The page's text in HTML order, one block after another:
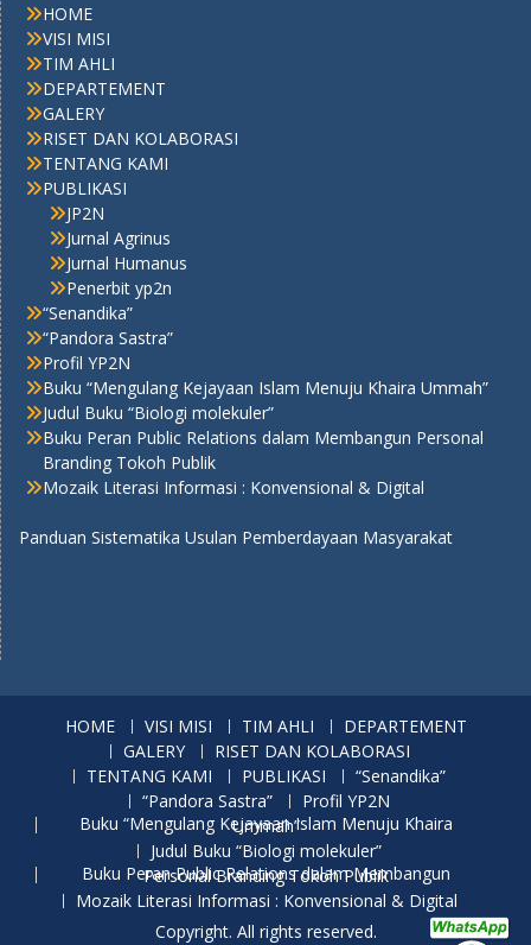
HOME
VISI MISI
TIM AHLI
DEPARTEMENT
GALERY
RISET DAN KOLABORASI
TENTANG KAMI
PUBLIKASI
JP2N
Jurnal Agrinus
Jurnal Humanus
Penerbit yp2n
“Senandika”
“Pandora Sastra”
Profil YP2N
Buku “Mengulang Kejayaan Islam Menuju Khaira Ummah”
Judul Buku “Biologi molekuler”
Buku Peran Public Relations dalam Membangun Personal
Branding Tokoh Publik
Mozaik Literasi Informasi : Konvensional & Digital
Panduan Sistematika Usulan Pemberdayaan Masyarakat
HOME VISI MISI TIM AHLI
DEPARTEMENT
GALERY
RISET DAN KOLABORASI
TENTANG KAMI
PUBLIKASI
“Senandika”
“Pandora Sastra”
Profil YP2N
Buku “Mengulang Kejayaan Islam Menuju Khaira Ummah”
Judul Buku “Biologi molekuler”
Buku Peran Public Relations dalam Membangun Personal Branding Tokoh Publik
Mozaik Literasi Informasi : Konvensional & Digital
Copyright. All rights reserved.